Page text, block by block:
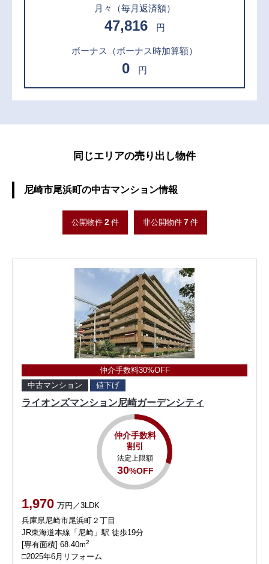
月々 （毎月返済額）
47,816 円
ボーナス （ボーナス時加算額）
0 円
同じエリアの売り出し物件
尼崎市尾浜町の中古マンション情報
公開物件 2 件 非公開物件 7 件
仲介手数料30%OFF
中古マンション
値下げ
ライオンズマンション尼崎ガーデンシティ
仲介手数料
割引
法定上限額
30%OFF
1,970 万円／3LDK
兵庫県尼崎市尾浜町２丁目
JR東海道本線「尼崎」駅 徒歩19分
[専有面積] 68.40m2
□2025年6月リフォーム